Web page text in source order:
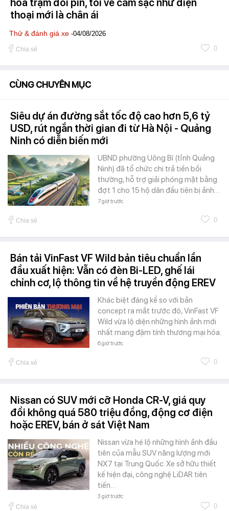
hóa trạm đổi pin, tối về cắm sạc như điện
thoại mới là chân ái
Thử & đánh giá xe -04/08/2026
Chia sẻ 0
CÙNG CHUYÊN MỤC
Siêu dự án đường sắt tốc độ cao hơn 5,6 tỷ
USD, rút ngắn thời gian đi từ Hà Nội - Quảng
Ninh có diễn biến mới
UBND phường Uông Bí (tỉnh Quảng
Ninh) đã tổ chức chi trả tiền bồi
thường, hỗ trợ giải phóng mặt bằng
đợt 1 cho 15 hộ dân đầu tiên bị ảnh…
7 giờ trước
Chia sẻ 0
Bán tải VinFast VF Wild bản tiêu chuẩn lần
đầu xuất hiện: Vẫn có đèn Bi-LED, ghế lái
chỉnh cơ, lộ thông tin về hệ truyền động EREV
Khác biệt đáng kể so với bản
concept ra mắt trước đó, VinFast VF
Wild vừa lộ diện những hình ảnh mới
nhất mang đậm tính thương mại hóa.
6 giờ trước
Chia sẻ 0
Nissan có SUV mới cỡ Honda CR-V, giá quy
đổi không quá 580 triệu đồng, động cơ điện
hoặc EREV, bán ở sát Việt Nam
Nissan vừa hé lộ những hình ảnh đầu
tiên của mẫu SUV năng lượng mới
NX7 tại Trung Quốc. Xe sở hữu thiết
kế hiện đại, công nghệ LiDAR tiên
tiến…
3 giờ trước
Chia sẻ 0